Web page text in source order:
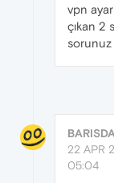
vpn
çıkan 2
sorunuz
22 APR
05:04